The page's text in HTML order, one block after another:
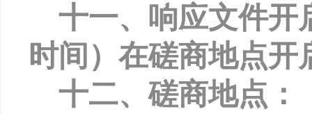
十一、响应文件开
时间）在磋商地点开
十二、磋商地点：